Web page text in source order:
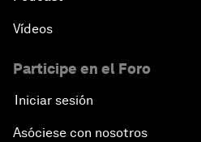
Vídeos
Participe en el Foro
Iniciar sesión
Asóciese con nosotros